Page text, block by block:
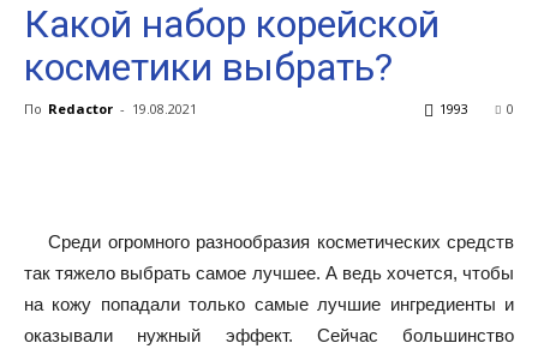
Какой набор корейской
косметики выбрать?
По Redactor - 19.08.2021 0
1993
Среди огромного разнообразия косметических средств
так тяжело выбрать самое лучшее. А ведь хочется, чтобы
на кожу попадали только самые лучшие ингредиенты и
оказывали нужный эффект. Сейчас большинство